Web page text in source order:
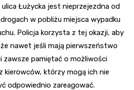
Łużycka jest nieprzejezdna od
w pobliżu miejsca wypadku
Policja korzysta z tej okazji, aby
nawet jeśli mają pierwszeństwo
zawsze pamiętać o możliwości
kierowców, którzy mogą ich nie
odpowiednio zareagować.